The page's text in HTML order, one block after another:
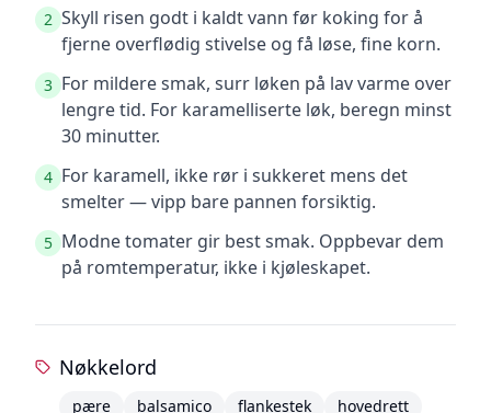
2 Skyll risen godt i kaldt vann før koking for å
fjerne overflødig stivelse og få løse, fine korn.
3 For mildere smak, surr løken på lav varme over
lengre tid. For karamelliserte løk, beregn minst
30 minutter.
4 For karamell, ikke rør i sukkeret mens det
smelter — vipp bare pannen forsiktig.
5 Modne tomater gir best smak. Oppbevar dem
på romtemperatur, ikke i kjøleskapet.
Nøkkelord
pære balsamico flankestek
hovedrett